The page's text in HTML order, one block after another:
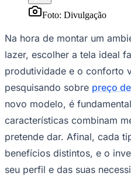
Panorama Econômico
Verificar EmpresaNovo
Anunciar VagasNovo
NBA
NFL
Fórmula 1
UFC
Tênis (ATP)
MLB
NHL
Atletismo
Foto: Divulgação
Na hora de montar um
lazer, escolher a tela ideal
produtividade e o conforto
pesquisando sobre preço
novo modelo, é
características combinam
pretende dar. Afinal, cada
benefícios distintos, e o
seu perfil e das suas